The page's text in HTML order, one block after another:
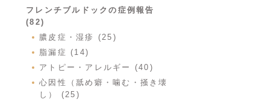
フレンチブルドックの症例報告
(82)
膿皮症・湿疹 (25)
脂漏症 (14)
アトピー・アレルギー (40)
心因性（舐め癖・噛む・掻き壊
し） (25)